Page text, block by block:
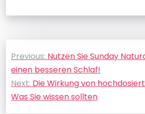
Beitragsnavigation
Previous: Nutzen Sie Sunday
einen besseren Schlaf!
Next: Die Wirkung von
Was Sie wissen sollten